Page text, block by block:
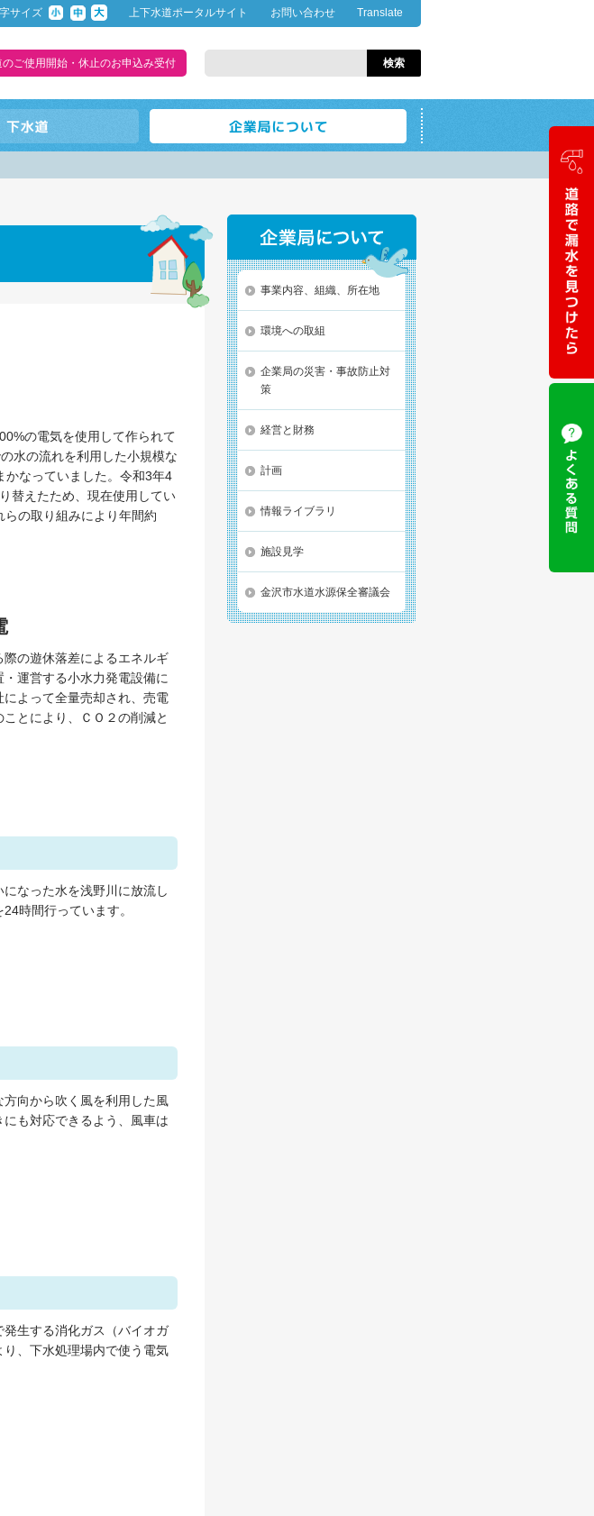
サイズ 上下水道ポータルサイト お問い合わせ Translate
のご使用開始・休止のお申込み受付
の電気を使用して作られて
水の流れを利用した小規模な
かなっていました。令和3年4
替えたため、現在使用してい
の取り組みにより年間約
の遊休落差によるエネルギ
運営する小水力発電設備に
よって全量売却され、売電
とにより、ＣＯ２の削減と
なった水を浅野川に放流し
時間行っています。
向から吹く風を利用した風
も対応できるよう、風車は
生する消化ガス（バイオガ
、下水処理場内で使う電気
事業内容、組織、所在地
環境への取組
企業局の災害・事故防止対
策
経営と財務
計画
情報ライブラリ
施設見学
金沢市水道水源保全審議会